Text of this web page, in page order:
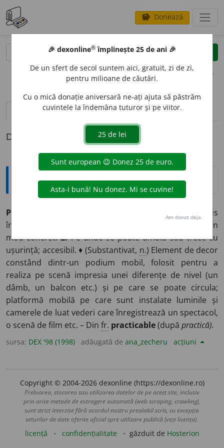
savings Donează
clear
opțiuni
definiții (1) pronunțievolume_up (3)
Definiția cu ID-ul 34615:
Explicative DEX
PRACTIC
Care poate fi pus
în practică, care este realizabil; de care te poți folosi în
mod concret.2.Pe unde se poate umbla sau trece cu
ușurință; accesibil. ♦ (Substantivat, n.) Element de decor
constând dintr-un podium mobil, folosit pentru a
realiza pe scenă impresia unei diferențe de nivel (un
dâmb, un balcon etc.) și pe care se poate circula;
platformă mobilă pe care sunt instalate luminile și
camerele de luat vederi care înregistrează un spectacol,
o scenă de film etc. – Din fr. practicable(după practică).
sursa: DEX '98 (1998) adăugată de ana_zecheru acțiuni
Copyright © 2004-2026 dexonline (https://dexonline.ro)
Preluarea, stocarea sau utilizarea datelor de pe acest site, inclusiv
prin orice metode de extragere automată (web scraping, crawling),
sunt strict interzise fără acordul nostru prealabil scris, cu excepția
seturilor de date oferite oficial spre utilizare publică (vezi licența).
licență confidențialitate găzduit de Hosterion
🎉 dexonline® împlinește 25 de ani 🎉
De un sfert de secol suntem aici, gratuit, zi de zi,
pentru milioane de căutări.
Cu o mică donație aniversară ne-ați ajuta să păstrăm
cuvintele la îndemâna tuturor și pe viitor.
Am donat deja.